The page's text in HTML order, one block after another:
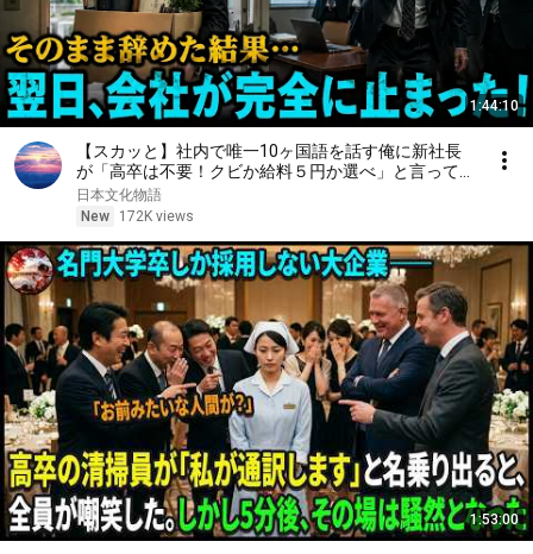
1:44:10
【スカッと】社内で唯一10ヶ国語を話す俺に新社長
が「高卒は不要！クビか給料５円か選べ」と言ってき
た。そのまま辞めた結果
日本文化物語
New
172K views
1:53:00